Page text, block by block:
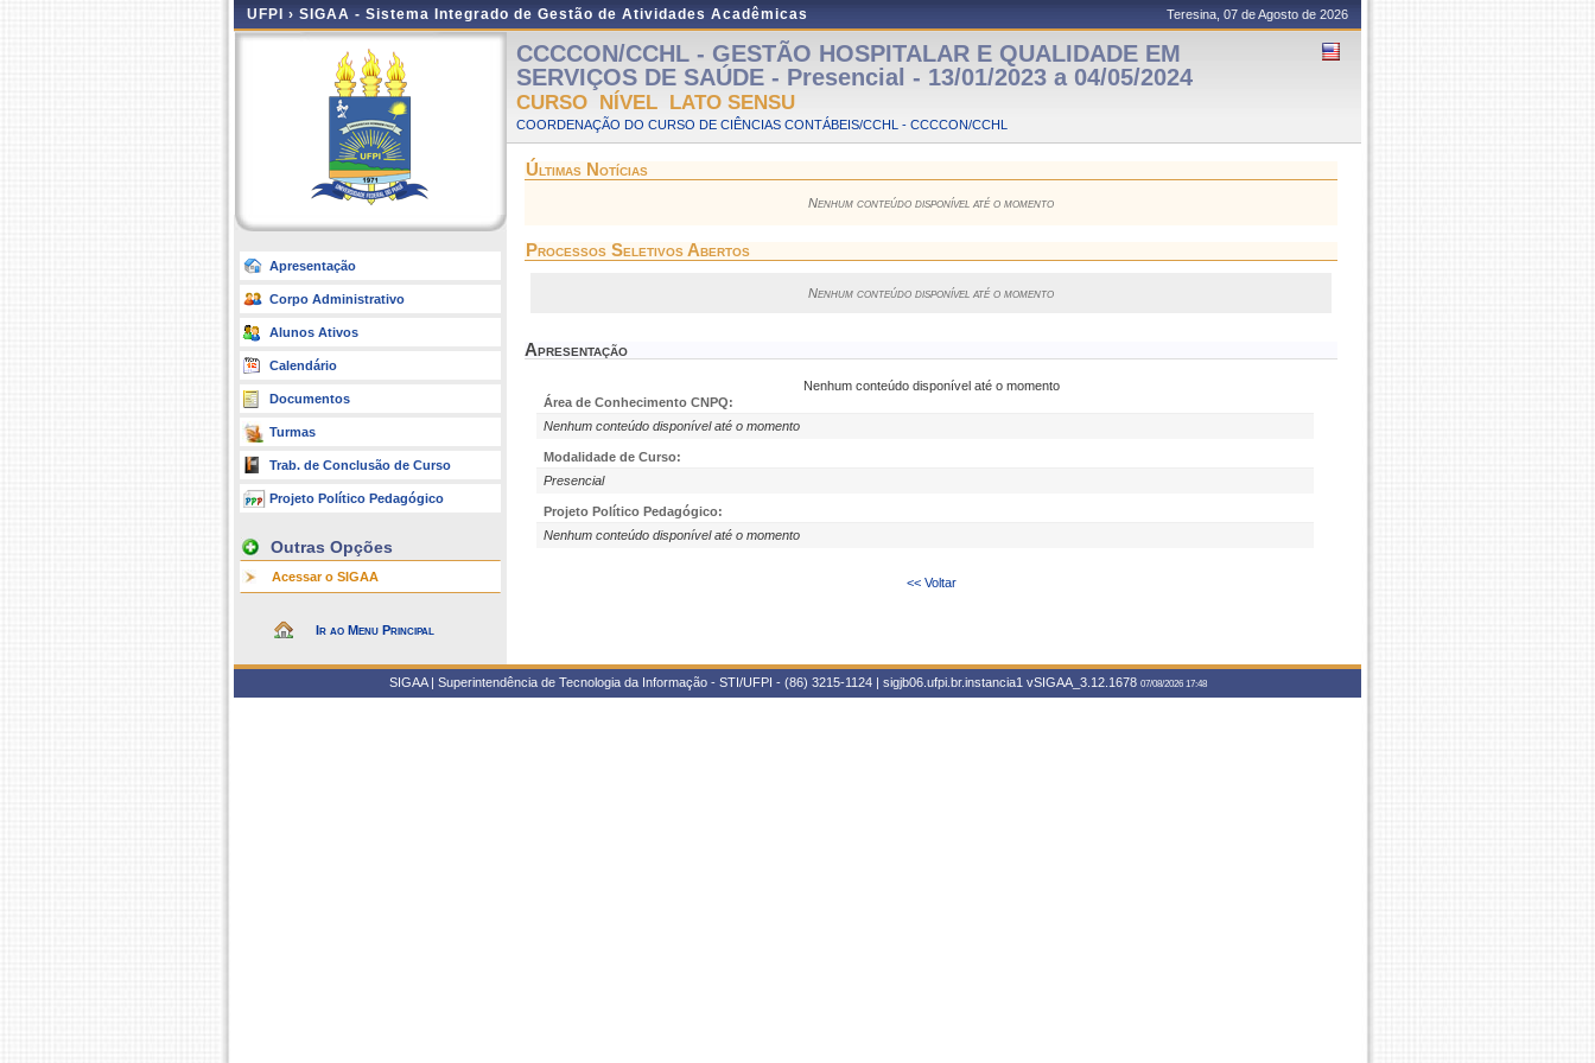
UFPI › SIGAA - Sistema Integrado de Gestão de Atividades Acadêmicas Teresina, 07 de Agosto de 2026
Apresentação
Corpo Administrativo
Alunos Ativos
Calendário
Documentos
Turmas
Trab. de Conclusão de Curso
Projeto Político Pedagógico
Outras Opções
Acessar o SIGAA
Ir ao Menu Principal
CCCCON/CCHL - GESTÃO HOSPITALAR E QUALIDADE EM
SERVIÇOS DE SAÚDE - Presencial - 13/01/2023 a 04/05/2024
CURSO NÍVEL LATO SENSU
COORDENAÇÃO DO CURSO DE CIÊNCIAS CONTÁBEIS/CCHL - CCCCON/CCHL
Últimas Notícias
Nenhum conteúdo disponível até o momento
Processos Seletivos Abertos
Nenhum conteúdo disponível até o momento
Apresentação
Nenhum conteúdo disponível até o momento
Área de Conhecimento CNPQ:
Nenhum conteúdo disponível até o momento
Modalidade de Curso:
Presencial
Projeto Político Pedagógico:
Nenhum conteúdo disponível até o momento
<< Voltar
SIGAA | Superintendência de Tecnologia da Informação - STI/UFPI - (86) 3215-1124 | sigjb06.ufpi.br.instancia1 vSIGAA_3.12.1678 07/08/2026 17:48